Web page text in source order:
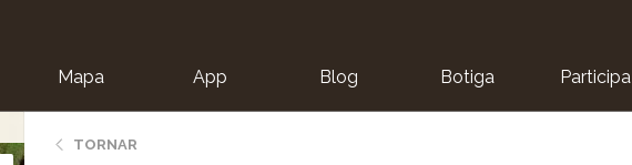
Mapa App Blog Botiga Participa
TORNAR